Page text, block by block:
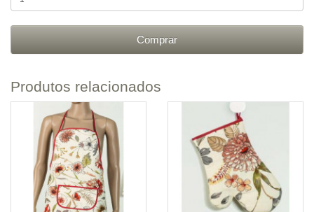
Comprar
Produtos relacionados